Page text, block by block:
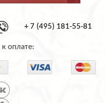
+ 7 (495) 181-55-81
оплате: